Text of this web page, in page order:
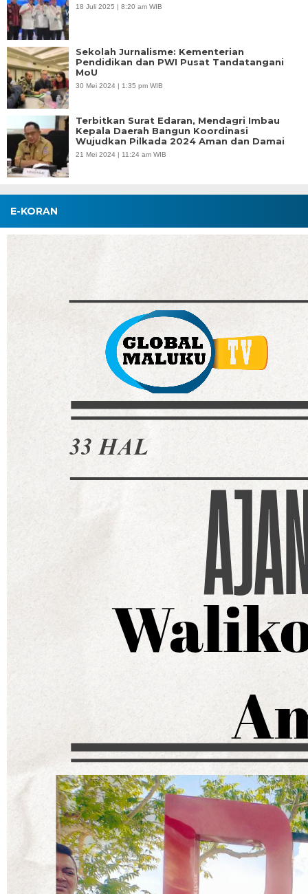
18 Juli 2025 | 8:20 am WIB
Sekolah Jurnalisme: Kementerian
Pendidikan dan PWI Pusat Tandatangani
MoU
30 Mei 2024 | 1:35 pm WIB
Terbitkan Surat Edaran, Mendagri Imbau
Kepala Daerah Bangun Koordinasi
Wujudkan Pilkada 2024 Aman dan Damai
21 Mei 2024 | 11:24 am WIB
E-KORAN